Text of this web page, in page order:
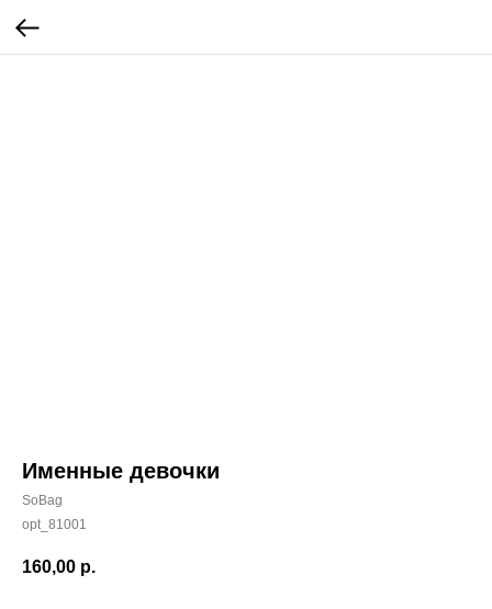
Именные девочки
SoBag
opt_81001
160,00 р.